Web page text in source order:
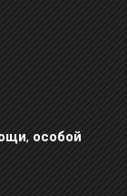
на 10% и
хорошенько
Пайпер, с
, особой